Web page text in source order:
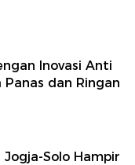
Inovasi Anti
Panas dan Ringan
Solo Hampir